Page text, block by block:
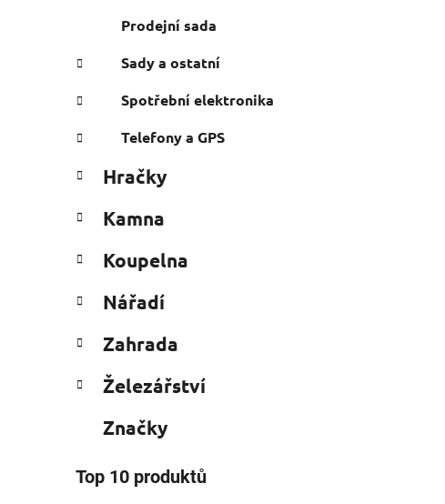
Prodejní sada
Sady a ostatní
Spotřební elektronika
Telefony a GPS
Hračky
Kamna
Koupelna
Nářadí
Zahrada
Železářství
Značky
Top 10 produktů